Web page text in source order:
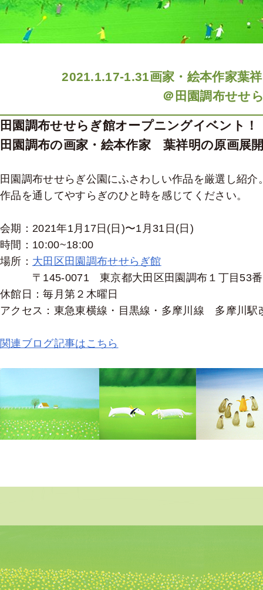
2021.1.17-1.31画家・絵本作家葉
＠田園調布せせ
田園調布せせらぎ館オープニングイベント！
田園調布の画家・絵本作家 葉祥明の原画展
田園調布せせらぎ公園にふさわしい作品を厳選し紹介
作品を通してやすらぎのひと時を感じてください。
会期：2021年1月17日(日)〜1月31日(日)
時間：10:00~18:00
場所： 大田区田園調布せせらぎ館
〒145-0071 東京都大田区田園調布１丁目53番
休館日：毎月第２木曜日
アクセス：東急東横線・目黒線・多摩川線 多摩川駅
関連ブログ記事はこちら